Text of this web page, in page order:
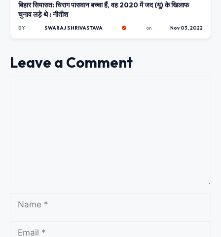
बिहार सियासत: चिराग पासवान बच्चा हैं, वह 2020 में जद (यू) के खिलाफ
चुनाव लड़े थे : नीतीश
BY SWARAJ SHRIVASTAVA on Nov 03, 2022
Leave a Comment